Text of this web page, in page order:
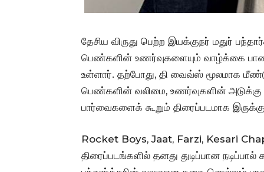
தேசிய விருது பெற்ற இயக்குநர் மதுர்
பெண்களின் உணர்வுகளையும் வாழ்க்கை
உள்ளார். தற்போது, தி வைவ்ஸ் மூலமாக
பெண்களின் வலிமை, உணர்வுகளின் அடுக்கு
பார்வைகளைக் கூறும் திரைப்படமாக
Rocket Boys, Jaat, Farzi, Kesari
திரைப்படங்களில் தனது துடிப்பான